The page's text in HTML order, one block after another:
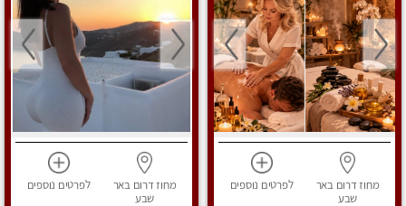
מחוז דרום באר
שבע
לפרטים נוספים מחוז דרום באר
שבע
לפרטים נוספים